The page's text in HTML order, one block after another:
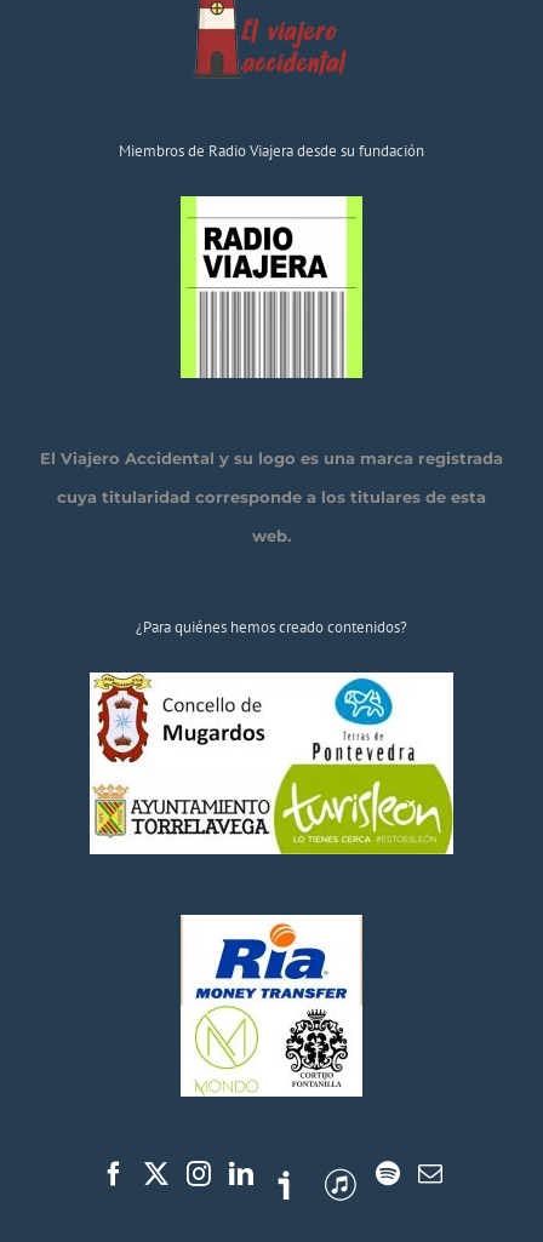
Miembros de Radio Viajera desde su fundación
El Viajero Accidental y su logo es una marca registrada
cuya titularidad corresponde a los titulares de esta
web.
¿Para quiénes hemos creado contenidos?